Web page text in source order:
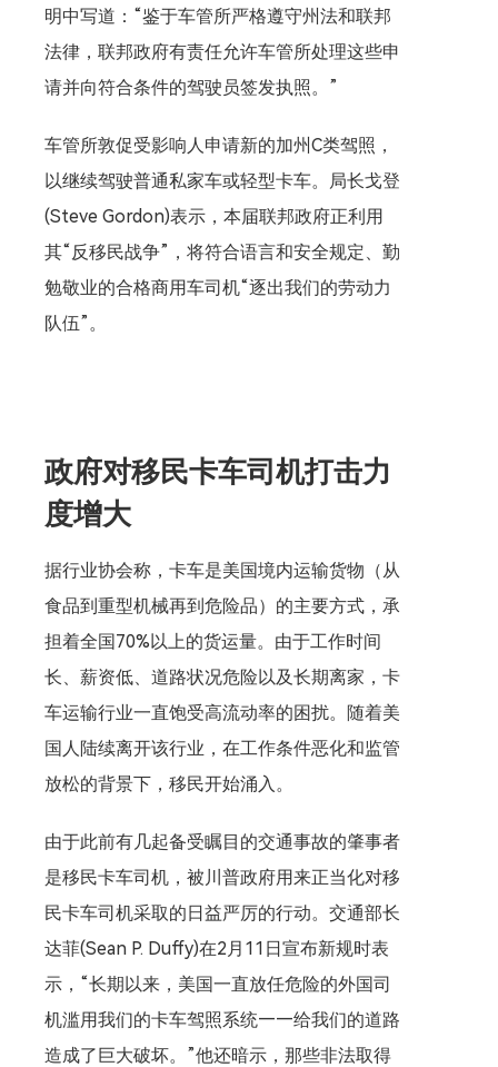
明中写道：“鉴于车管所严格遵守州法和联邦
法律，联邦政府有责任允许车管所处理这些申
请并向符合条件的驾驶员签发执照。”
车管所敦促受影响人申请新的加州C类驾照，
以继续驾驶普通私家车或轻型卡车。局长戈登
(Steve Gordon)表示，本届联邦政府正利用
其“反移民战争”，将符合语言和安全规定、勤
勉敬业的合格商用车司机“逐出我们的劳动力
队伍”。
政府对移民卡车司机打击力
度增大
据行业协会称，卡车是美国境内运输货物（从
食品到重型机械再到危险品）的主要方式，承
担着全国70%以上的货运量。由于工作时间
长、薪资低、道路状况危险以及长期离家，卡
车运输行业一直饱受高流动率的困扰。随着美
国人陆续离开该行业，在工作条件恶化和监管
放松的背景下，移民开始涌入。
由于此前有几起备受瞩目的交通事故的肇事者
是移民卡车司机，被川普政府用来正当化对移
民卡车司机采取的日益严厉的行动。交通部长
达菲(Sean P. Duffy)在2月11日宣布新规时表
示，“长期以来，美国一直放任危险的外国司
机滥用我们的卡车驾照系统——给我们的道路
造成了巨大破坏。”他还暗示，那些非法取得